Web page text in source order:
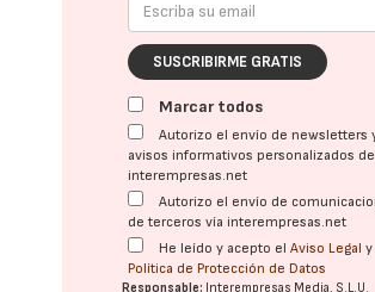
SUSCRIBIRME GRATIS
Marcar todos
Autorizo el envío de newsletters
avisos informativos personalizados de
interempresas.net
Autorizo el envío de
de terceros vía interempresas.net
He leído y acepto elAviso Legal y
Política de Protección de Datos
Responsable: Interempresas Media, S.L.U.